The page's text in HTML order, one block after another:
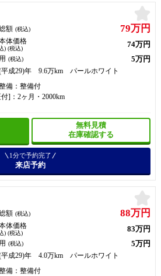
額 (税込) 79万円
体価格
) (税込) 74万円
(税込) 5万円
平成29)年 9.6万km パールホワイト
備：整備付
]：2ヶ月・2000km
無料見積
在庫確認する
1分で予約完了
来店予約
額 (税込) 88万円
体価格
) (税込) 83万円
(税込) 5万円
平成29)年 4.0万km パールホワイト
備：整備付